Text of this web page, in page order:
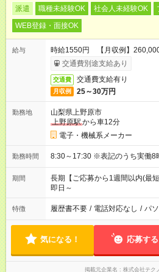
派遣 職種未経験OK 社会人未経験OK
WEB登録・面接OK
給与
時給1550円 【月収例】
交通費別途支給あり
交通費 交通費支給有り
月収例 25～30万円
勤務地
山梨県上野原市
上野原駅から車12分
電子・機械系メーカー
勤務時間 8:30～17:30 ※表記のうち実
期間
長期【ご応募から1週間以内(最
即日～
特徴 履歴書不要 / 電話対応なし / パ
気になる！ 応募する
掲載元企業名 株式会社テク